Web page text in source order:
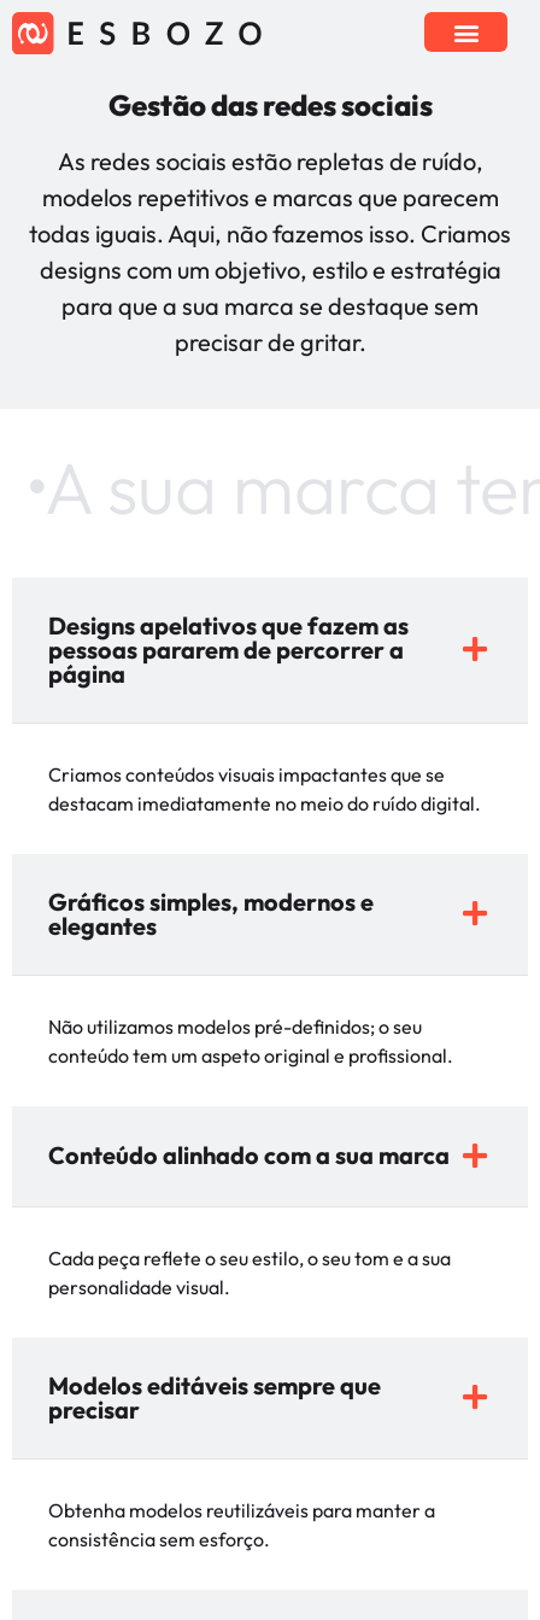
Gestão das redes sociais
As redes sociais estão repletas de ruído,
modelos repetitivos e marcas que parecem
todas iguais. Aqui, não fazemos isso. Criamos
designs com um objetivo, estilo e estratégia
para que a sua marca se destaque sem
precisar de gritar.
A sua marca
Designs apelativos que fazem as
pessoas pararem de percorrer a
página
Criamos conteúdos visuais impactantes que se
destacam imediatamente no meio do ruído digital.
Gráficos simples, modernos e
elegantes
Não utilizamos modelos pré-definidos; o seu
conteúdo tem um aspeto original e profissional.
Conteúdo alinhado com a sua marca
Cada peça reflete o seu estilo, o seu tom e a sua
personalidade visual.
Modelos editáveis sempre que
precisar
Obtenha modelos reutilizáveis para manter a
consistência sem esforço.